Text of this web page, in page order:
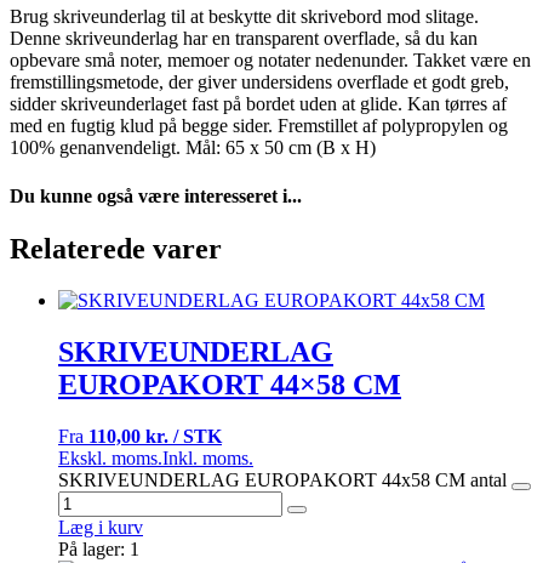
Brug skriveunderlag til at beskytte dit skrivebord mod slitage.
Denne skriveunderlag har en transparent overflade, så du kan
opbevare små noter, memoer og notater nedenunder. Takket være en
fremstillingsmetode, der giver undersidens overflade et godt greb,
sidder skriveunderlaget fast på bordet uden at glide. Kan tørres af
med en fugtig klud på begge sider. Fremstillet af polypropylen og
100% genanvendeligt. Mål: 65 x 50 cm (B x H)
Du kunne også være interesseret i...
Relaterede varer
SKRIVEUNDERLAG
EUROPAKORT 44×58 CM
Fra 110,00 kr. / STK
Ekskl. moms.Inkl. moms.
SKRIVEUNDERLAG EUROPAKORT 44x58 CM antal
Læg i kurv
På lager: 1